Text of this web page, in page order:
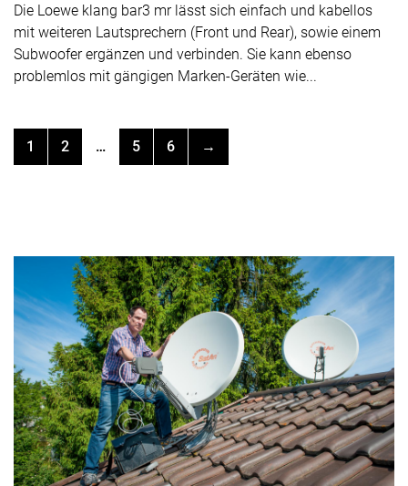
Die Loewe klang bar3 mr lässt sich einfach und kabellos
mit weiteren Lautsprechern (Front und Rear), sowie einem
Subwoofer ergänzen und verbinden. Sie kann ebenso
problemlos mit gängigen Marken-Geräten wie...
1 2 … 5 6 →